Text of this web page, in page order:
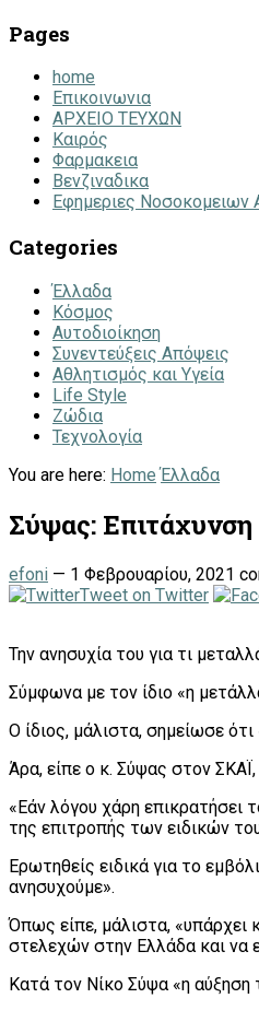
Pages
home
Επικοινωνια
ΑΡΧΕΙΟ ΤΕΥΧΩΝ
Καιρός
Φαρμακεια
Βενζιναδικα
Εφημεριες Νοσοκομειων
Categories
Έλλαδα
Κόσμος
Αυτοδιοίκηση
Συνεντεύξεις Απόψεις
Αθλητισμός και Υγεία
Life Style
Ζώδια
Τεχνολογία
You are here: Home Έλλαδα
Σύψας:
efoni — 1 Φεβρουαρίου, 2021
Tweet on Twitter
Την ανησυχία του για τι
Σύμφωνα με τον ίδιο «η
Ο ίδιος, μάλιστα, σημείωσε
Άρα, είπε ο κ. Σύψας στον ΣΚΑΪ,
«Εάν λόγου χάρη επικρατήσει
της επιτροπής των ειδικών
Ερωτηθείς ειδικά για το
ανησυχούμε».
Όπως είπε, μάλιστα, «υπάρχει
στελεχών στην Ελλάδα και να
Κατά τον Νίκο Σύψα «η αύξηση